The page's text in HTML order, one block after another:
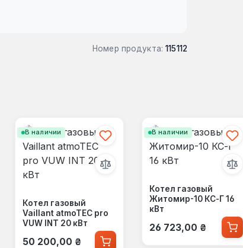
Номер продукта: 115112
В наличии
Котел газовый
Vaillant atmoTEC pro
VUW INT 20 кВт
Обычная цена:
50 200,00 ₴
В наличии
Котел газовый
Житомир-10 КС-Г 16
кВт
Обычная цена:
26 723,00 ₴